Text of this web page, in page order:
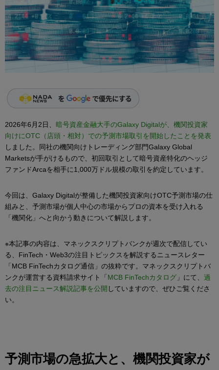
2026年6月2日、 暗号資産金融大手のGalaxy Digitalが、機関投資家
向けにOTC（店頭・相対）での予測市場取引を開始したことを発表
しました。同社の機関向けトレーディング部門Galaxy Global
Marketsが手がけるもので、初回取引として暗号資産特化のヘッジ
ファンドArcaを相手に1,000万ドル規模の取引を約定しています。
今回は、Galaxy Digitalが整備した機関投資家向けOTC予測市場の仕
組みと、予測市場が個人中心の市場からプロの資本を受け入れる
「機関化」へと向かう動きについて解説します。
※本記事の内容は、マネックスクリプトバンクが週次で配信してい
る、FinTech・Web3の注目トピックスを解説するニュースレター
「MCB FinTechカタログ通信」の抜粋です。マネックスクリプトバ
ンクが運営する資料請求サイト「 MCB FinTechカタログ 」にて、 過
去の注目ニュース解説記事を公開 していますので、ぜひご覧くださ
い。
予測市場の急拡大と、機関投資家が